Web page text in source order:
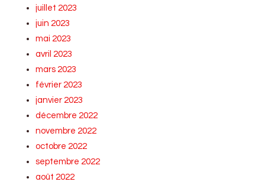
juillet 2023
juin 2023
mai 2023
avril 2023
mars 2023
février 2023
janvier 2023
décembre 2022
novembre 2022
octobre 2022
septembre 2022
août 2022